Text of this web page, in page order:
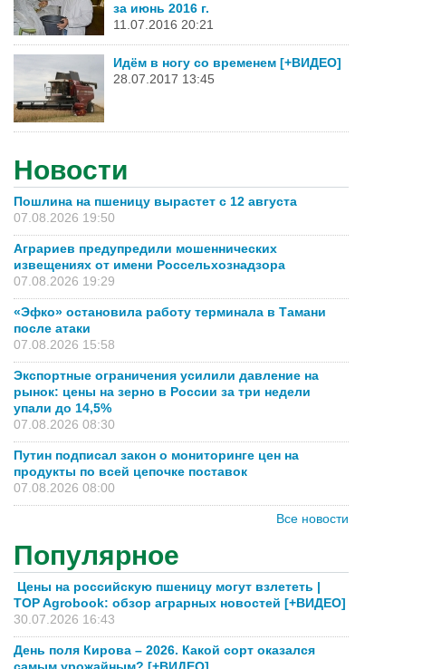
за июнь 2016 г.
11.07.2016 20:21
Идём в ногу со временем [+ВИДЕО]
28.07.2017 13:45
Новости
Пошлина на пшеницу вырастет с 12 августа
07.08.2026 19:50
Аграриев предупредили мошеннических
извещениях от имени Россельхознадзора
07.08.2026 19:29
«Эфко» остановила работу терминала в Тамани
после атаки
07.08.2026 15:58
Экспортные ограничения усилили давление на
рынок: цены на зерно в России за три недели
упали до 14,5%
07.08.2026 08:30
Путин подписал закон о мониторинге цен на
продукты по всей цепочке поставок
07.08.2026 08:00
Все новости
Популярное
Цены на российскую пшеницу могут взлететь |
TOP Agrobook: обзор аграрных новостей [+ВИДЕО]
30.07.2026 16:43
День поля Кирова – 2026. Какой сорт оказался